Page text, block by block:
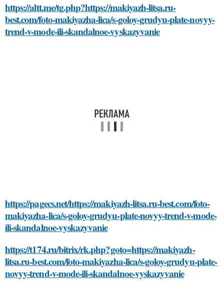
https://altt.me/tg.php?https://makiyazh-litsa.ru-
best.com/foto-makiyazha-lica/s-goloy-grudyu-plate-novyy-
trend-v-mode-ili-skandalnoe-vyskazyvanie
https://pagecs.net/https://makiyazh-litsa.ru-best.com/foto-
makiyazha-lica/s-goloy-grudyu-plate-novyy-trend-v-mode-
ili-skandalnoe-vyskazyvanie
https://t174.ru/bitrix/rk.php?goto=https://makiyazh-
litsa.ru-best.com/foto-makiyazha-lica/s-goloy-grudyu-plate-
novyy-trend-v-mode-ili-skandalnoe-vyskazyvanie